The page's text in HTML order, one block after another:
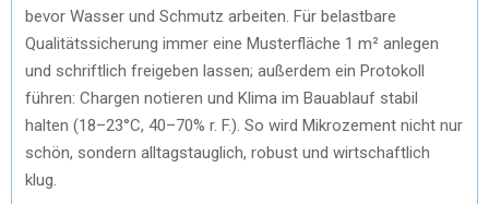
bevor Wasser und Schmutz arbeiten. Für belastbare
Qualitätssicherung immer eine Musterfläche 1 m² anlegen
und schriftlich freigeben lassen; außerdem ein Protokoll
führen: Chargen notieren und Klima im Bauablauf stabil
halten (18–23°C, 40–70% r. F.). So wird Mikrozement nicht nur
schön, sondern alltagstauglich, robust und wirtschaftlich
klug.